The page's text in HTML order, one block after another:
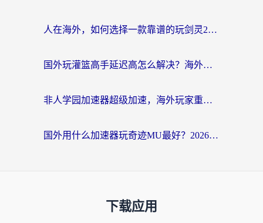
人在海外，如何选择一款靠谱的玩剑灵2加速器？
国外玩灌篮高手延迟高怎么解决？海外玩家国服游戏加速终极指南
非人学园加速器超级加速，海外玩家重返国服的通行证
国外用什么加速器玩奇迹MU最好？2026海外玩家国服游戏加速全攻略
下载应用